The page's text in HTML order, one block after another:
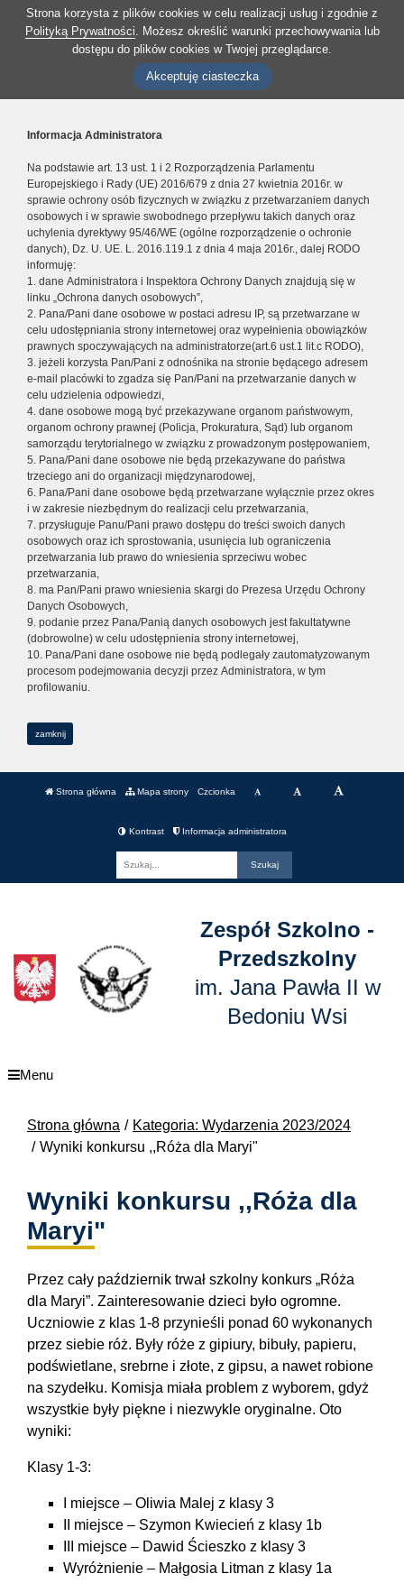
Strona korzysta z plików cookies w celu realizacji usług i zgodnie z
Polityką Prywatności. Możesz określić warunki przechowywania lub
dostępu do plików cookies w Twojej przeglądarce.
Akceptuję ciasteczka
Informacja Administratora
Na podstawie art. 13 ust. 1 i 2 Rozporządzenia Parlamentu
Europejskiego i Rady (UE) 2016/679 z dnia 27 kwietnia 2016r. w
sprawie ochrony osób fizycznych w związku z przetwarzaniem danych
osobowych i w sprawie swobodnego przepływu takich danych oraz
uchylenia dyrektywy 95/46/WE (ogólne rozporządzenie o ochronie
danych), Dz. U. UE. L. 2016.119.1 z dnia 4 maja 2016r., dalej RODO
informuję:
1. dane Administratora i Inspektora Ochrony Danych znajdują się w
linku „Ochrona danych osobowych”,
2. Pana/Pani dane osobowe w postaci adresu IP, są przetwarzane w
celu udostępniania strony internetowej oraz wypełnienia obowiązków
prawnych spoczywających na administratorze(art.6 ust.1 lit.c RODO),
3. jeżeli korzysta Pan/Pani z odnośnika na stronie będącego adresem
e-mail placówki to zgadza się Pan/Pani na przetwarzanie danych w
celu udzielenia odpowiedzi,
4. dane osobowe mogą być przekazywane organom państwowym,
organom ochrony prawnej (Policja, Prokuratura, Sąd) lub organom
samorządu terytorialnego w związku z prowadzonym postępowaniem,
5. Pana/Pani dane osobowe nie będą przekazywane do państwa
trzeciego ani do organizacji międzynarodowej,
6. Pana/Pani dane osobowe będą przetwarzane wyłącznie przez okres
i w zakresie niezbędnym do realizacji celu przetwarzania,
7. przysługuje Panu/Pani prawo dostępu do treści swoich danych
osobowych oraz ich sprostowania, usunięcia lub ograniczenia
przetwarzania lub prawo do wniesienia sprzeciwu wobec
przetwarzania,
8. ma Pan/Pani prawo wniesienia skargi do Prezesa Urzędu Ochrony
Danych Osobowych,
9. podanie przez Pana/Panią danych osobowych jest fakultatywne
(dobrowolne) w celu udostępnienia strony internetowej,
10. Pana/Pani dane osobowe nie będą podlegały zautomatyzowanym
procesom podejmowania decyzji przez Administratora, w tym
profilowaniu.
zamknij
Strona główna Mapa strony Czcionka
Kontrast Informacja administratora
Zespół Szkolno -
Przedszkolny
im. Jana Pawła II w
Bedoniu Wsi
Menu
Strona główna
Kategoria: Wydarzenia 2023/2024
Wyniki konkursu ,,Róża dla Maryi"
Wyniki konkursu ,,Róża dla
Maryi"
Przez cały październik trwał szkolny konkurs „Róża
dla Maryi”. Zainteresowanie dzieci było ogromne.
Uczniowie z klas 1-8 przynieśli ponad 60 wykonanych
przez siebie róż. Były róże z gipiury, bibuły, papieru,
podświetlane, srebrne i złote, z gipsu, a nawet robione
na szydełku. Komisja miała problem z wyborem, gdyż
wszystkie były piękne i niezwykle oryginalne. Oto
wyniki:
Klasy 1-3:
I miejsce – Oliwia Malej z klasy 3
II miejsce – Szymon Kwiecień z klasy 1b
III miejsce – Dawid Ścieszko z klasy 3
Wyróżnienie – Małgosia Litman z klasy 1a